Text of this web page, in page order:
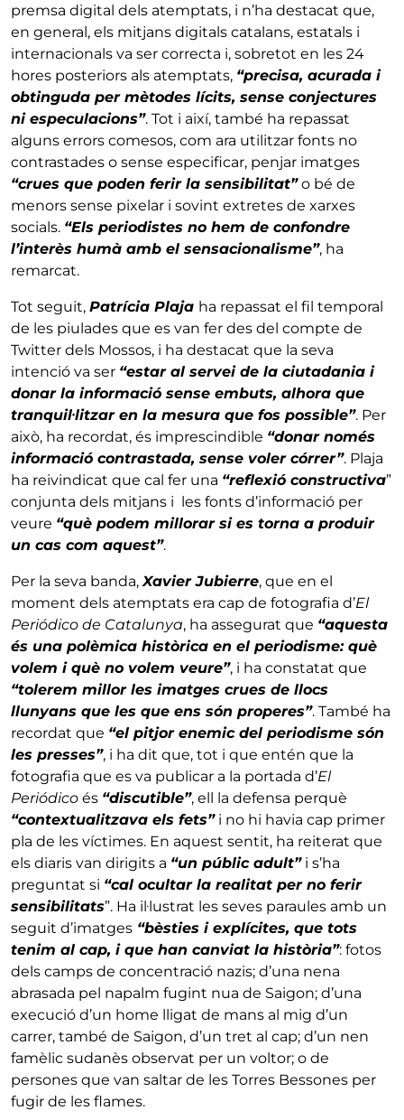
premsa digital dels atemptats, i n’ha destacat que,
en general, els mitjans digitals catalans, estatals i
internacionals va ser correcta i, sobretot en les 24
hores posteriors als atemptats, “precisa, acurada i
obtinguda per mètodes lícits, sense conjectures
ni especulacions”. Tot i així, també ha repassat
alguns errors comesos, com ara utilitzar fonts no
contrastades o sense especificar, penjar imatges
“crues que poden ferir la sensibilitat”o bé de
menors sense pixelar i sovint extretes de xarxes
socials. “Els periodistes no hem de confondre
l’interès humà amb el sensacionalisme”, ha
remarcat.
Tot seguit, Patrícia Plaja ha repassat el fil temporal
de les piulades que es van fer des del compte de
Twitter dels Mossos, i ha destacat que la seva
intenció va ser “estar al servei de la ciutadania i
donar la informació sense embuts, alhora que
tranquil·litzar en la mesura que fos possible”. Per
això, ha recordat, és imprescindible “donar només
informació contrastada, sense voler córrer”. Plaja
ha reivindicat que cal fer una “reflexió constructiva”
conjunta dels mitjans i les fonts d’informació per
veure “què podem millorar si es torna a produir
un cas com aquest”.
Per la seva banda, Xavier Jubierre, que en el
moment dels atemptats era cap de fotografia d’El
Periódico de Catalunya, ha assegurat que “aquesta
és una polèmica històrica en el periodisme: què
volem i què no volem veure”, i ha constatat que
“tolerem millor les imatges crues de llocs
llunyans que les que ens són properes”. També ha
recordat que “el pitjor enemic del periodisme són
les presses”, i ha dit que, tot i que entén que la
fotografia que es va publicar a la portada d’El
Periódico és “discutible”, ell la defensa perquè
“contextualitzava els fets”i no hi havia cap primer
pla de les víctimes. En aquest sentit, ha reiterat que
els diaris van dirigits a “un públic adult”i s’ha
preguntat si “cal ocultar la realitat per no ferir
sensibilitats”. Ha il·lustrat les seves paraules amb un
seguit d’imatges “bèsties i explícites, que tots
tenim al cap, i que han canviat la història”: fotos
dels camps de concentració nazis; d’una nena
abrasada pel napalm fugint nua de Saigon; d’una
execució d’un home lligat de mans al mig d’un
carrer, també de Saigon, d’un tret al cap; d’un nen
famèlic sudanès observat per un voltor; o de
persones que van saltar de les Torres Bessones per
fugir de les flames.